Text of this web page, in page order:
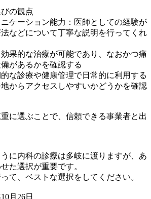
の観点
ケーション能力：医師としての経験が
などについて丁寧な説明を行ってくれ
果的な治療が可能であり、なおかつ痛
があるかを確認する
な診療や健康管理で日常的に利用する
からアクセスしやすいかどうかを確認
に選ぶことで、信頼できる事業者と出
に内科の診療は多岐に渡りますが、あ
た選択が重要です。
て、ベストな選択をしてください。
月26日